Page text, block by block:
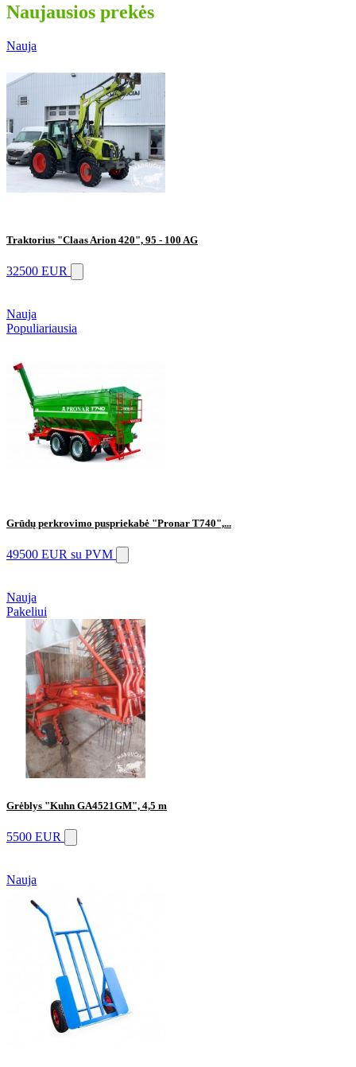
Naujausios prekės
Nauja
Traktorius "Claas Arion 420", 95 - 100 AG
32500 EUR
Nauja
Populiariausia
Grūdų perkrovimo puspriekabė "Pronar T740",...
49500 EUR su PVM
Nauja
Pakeliui
Grėblys "Kuhn GA4521GM", 4,5 m
5500 EUR
Nauja